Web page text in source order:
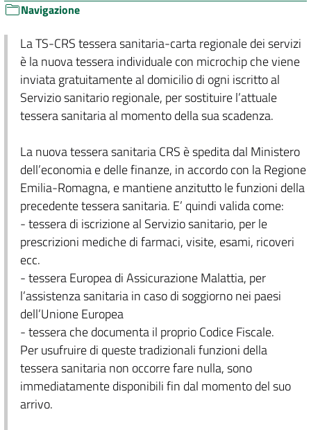
Navigazione
La TS-CRS tessera sanitaria-carta regionale dei servizi
è la nuova tessera individuale con microchip che viene
inviata gratuitamente al domicilio di ogni iscritto al
Servizio sanitario regionale, per sostituire l’attuale
tessera sanitaria al momento della sua scadenza.
La nuova tessera sanitaria CRS è spedita dal Ministero
dell’economia e delle finanze, in accordo con la Regione
Emilia-Romagna, e mantiene anzitutto le funzioni della
precedente tessera sanitaria. E’ quindi valida come:
- tessera di iscrizione al Servizio sanitario, per le
prescrizioni mediche di farmaci, visite, esami, ricoveri
ecc.
- tessera Europea di Assicurazione Malattia, per
l’assistenza sanitaria in caso di soggiorno nei paesi
dell’Unione Europea
- tessera che documenta il proprio Codice Fiscale.
Per usufruire di queste tradizionali funzioni della
tessera sanitaria non occorre fare nulla, sono
immediatamente disponibili fin dal momento del suo
arrivo.